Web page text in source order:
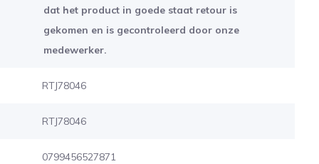
dat het product in goede staat retour is
gekomen en is gecontroleerd door onze
medewerker.
RTJ78046
RTJ78046
0799456527871